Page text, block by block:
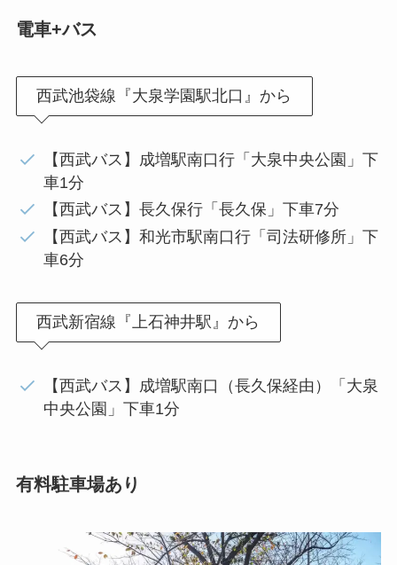
電車+バス
西武池袋線『大泉学園駅北口』から
【西武バス】成増駅南口行「大泉中央公園」下
車1分
【西武バス】長久保行「長久保」下車7分
【西武バス】和光市駅南口行「司法研修所」下
車6分
西武新宿線『上石神井駅』から
【西武バス】成増駅南口（長久保経由）「大泉
中央公園」下車1分
有料駐車場あり